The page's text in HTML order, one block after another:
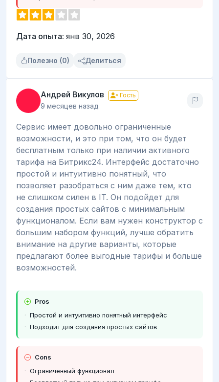
Дата опыта: янв 30, 2026
Полезно (0) Делиться
Андрей Викулов Гость
9 месяцев назад
Сервис имеет довольно ограниченные
возможности, и это при том, что он будет
бесплатным только при наличии активного
тарифа на Битрикс24. Интерфейс достаточно
простой и интуитивно понятный, что
позволяет разобраться с ним даже тем, кто
не слишком силен в IT. Он подойдет для
создания простых сайтов с минимальным
функционалом. Если вам нужен конструктор с
большим набором функций, лучше обратить
внимание на другие варианты, которые
предлагают более выгодные тарифы и больше
возможностей.
Pros
Простой и интуитивно понятный интерфейс
Подходит для создания простых сайтов
Cons
Ограниченный функционал